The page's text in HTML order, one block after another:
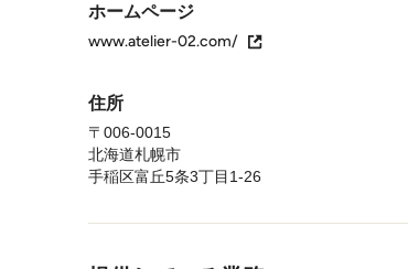
ホームページ
www.atelier-02.com/
住所
〒006-0015
北海道札幌市
手稲区富丘5条3丁目1-26